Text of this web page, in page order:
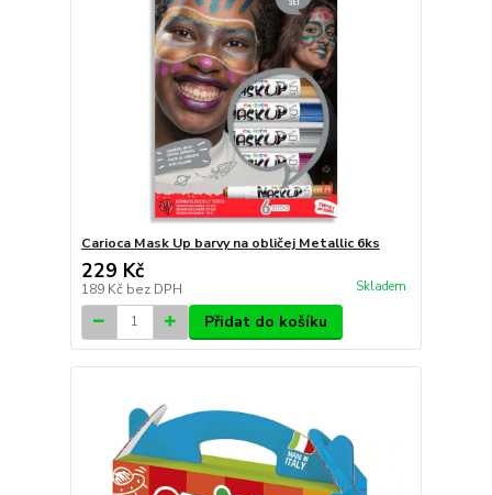
Carioca Mask Up barvy na obličej Metallic 6ks
229 Kč
189 Kč bez DPH Skladem
Přidat do košíku